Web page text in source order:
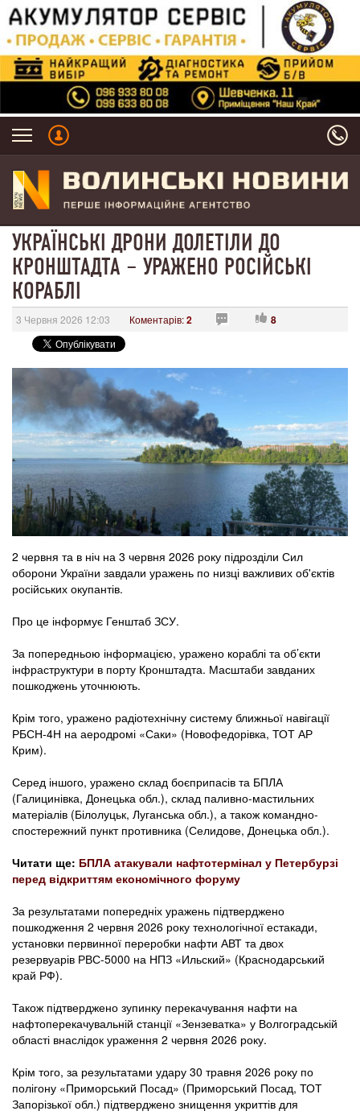
УКРАЇНСЬКІ ДРОНИ ДОЛЕТІЛИ ДО
КРОНШТАДТА – УРАЖЕНО РОСІЙСЬКІ
КОРАБЛІ
3 Червня 2026 12:03 Коментарів:2 8
2 червня та в ніч на 3 червня 2026 року підрозділи Сил
оборони України завдали уражень по низці важливих об'єктів
російських окупантів.
Про це інформує Генштаб ЗСУ.
За попередньою інформацією, уражено кораблі та об’єкти
інфраструктури в порту Кронштадта. Масштаби завданих
пошкоджень уточнюють.
Крім того, уражено радіотехнічну систему ближньої навігації
РБСН-4Н на аеродромі «Саки» (Новофедорівка, ТОТ АР
Крим).
Серед іншого, уражено склад боєприпасів та БПЛА
(Галицинівка, Донецька обл.), склад паливно-мастильних
матеріалів (Білолуцьк, Луганська обл.), а також командно-
спостережний пункт противника (Селидове, Донецька обл.).
Читати ще: БПЛА атакували нафтотермінал у Петербурзі
перед відкриттям економічного форуму
За результатами попередніх уражень підтверджено
пошкодження 2 червня 2026 року технологічної естакади,
установки первинної переробки нафти АВТ та двох
резервуарів РВС-5000 на НПЗ «Ильский» (Краснодарський
край РФ).
Також підтверджено зупинку перекачування нафти на
нафтоперекачувальній станції «Зензеватка» у Волгоградській
області внаслідок ураження 2 червня 2026 року.
Крім того, за результатами удару 30 травня 2026 року по
полігону «Приморський Посад» (Приморський Посад, ТОТ
Запорізької обл.) підтверджено знищення укриттів для